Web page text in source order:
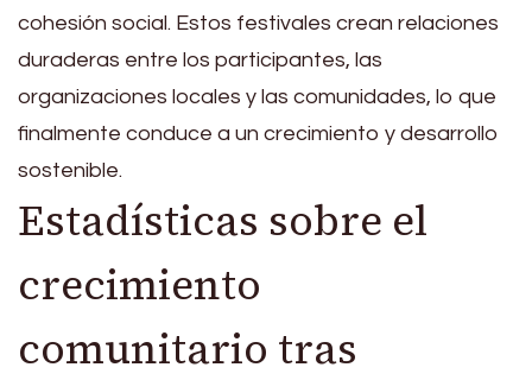
cohesión social. Estos festivales crean relaciones
duraderas entre los participantes, las
organizaciones locales y las comunidades, lo que
finalmente conduce a un crecimiento y desarrollo
sostenible.
Estadísticas sobre el
crecimiento
comunitario tras